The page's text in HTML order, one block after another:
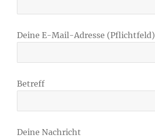
Deine E-Mail-Adresse (Pflichtfeld)
Betreff
Deine Nachricht